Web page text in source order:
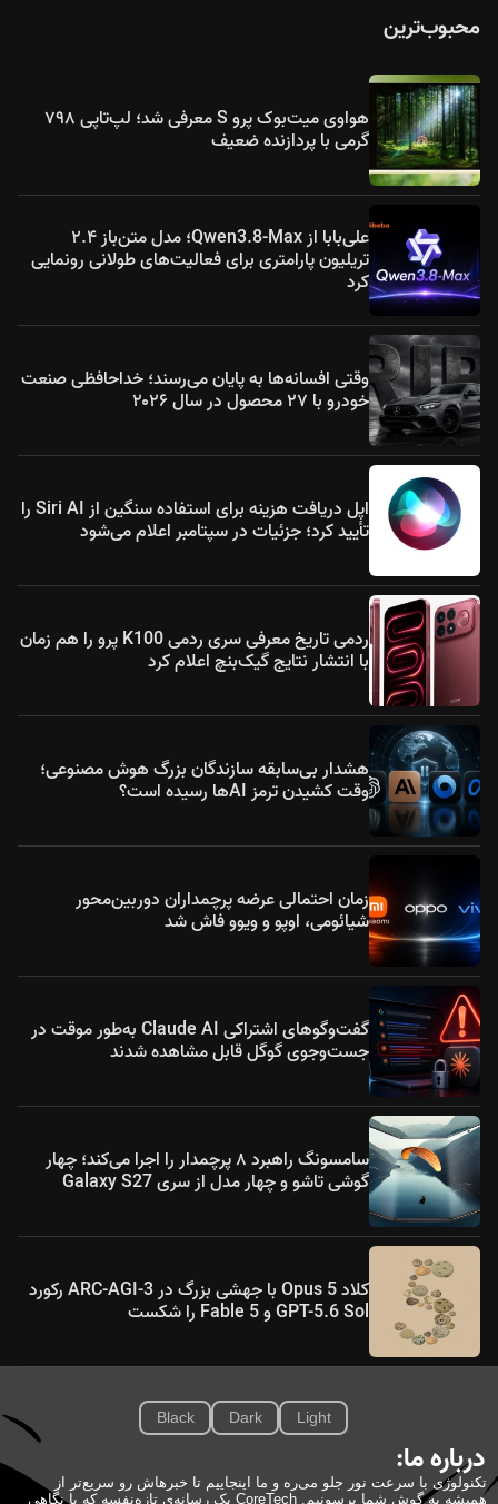
محبوب‌ترین
هواوی میت‌بوک پرو S معرفی شد؛ لپ‌تاپی ۷۹۸
گرمی با پردازنده ضعیف
علی‌بابا از Qwen3.8-Max؛ مدل متن‌باز ۲.۴
تریلیون پارامتری برای فعالیت‌های طولانی رونمایی
کرد
وقتی افسانه‌ها به پایان می‌رسند؛ خداحافظی صنعت
خودرو با ۲۷ محصول در سال ۲۰۲۶
اپل دریافت هزینه برای استفاده سنگین از Siri AI را
تأیید کرد؛ جزئیات در سپتامبر اعلام می‌شود
ردمی تاریخ معرفی سری ردمی K100 پرو را هم زمان
با انتشار نتایج گیک‌بنچ اعلام کرد
هشدار بی‌سابقه سازندگان بزرگ هوش مصنوعی؛
وقت کشیدن ترمز AIها رسیده است؟
زمان احتمالی عرضه پرچمداران دوربین‌محور
شیائومی، اوپو و ویوو فاش شد
گفت‌وگوهای اشتراکی Claude AI به‌طور موقت در
جست‌وجوی گوگل قابل مشاهده شدند
سامسونگ راهبرد ۸ پرچمدار را اجرا می‌کند؛ چهار
گوشی تاشو و چهار مدل از سری Galaxy S27
کلاد Opus 5 با جهشی بزرگ در ARC-AGI-3 رکورد
GPT-5.6 Sol و Fable 5 را شکست
Light
Dark
Black
درباره ما:
تکنولوژی با سرعت نور جلو می‌ره و ما اینجاییم تا خبرهاش رو سریع‌تر از
همیشه به گوش شما برسونیم. CoreTech یک رسانه‌ی تازه‌نفسه که با نگاهی